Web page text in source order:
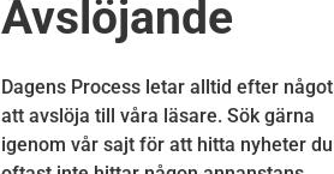
Avslöjande
Dagens Process letar alltid efter något
att avslöja till våra läsare. Sök gärna
igenom vår sajt för att hitta nyheter du